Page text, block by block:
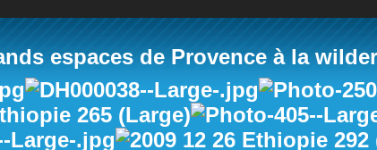
espaces de Provence à la